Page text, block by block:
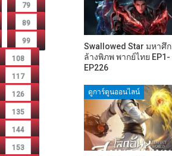
79
89
99
108
117
126
135
144
153
Swallowed Star มหาศึก
ล้างพิภพ พากย์ไทย EP1-
EP226
ดูการ์ตูนออนไลน์